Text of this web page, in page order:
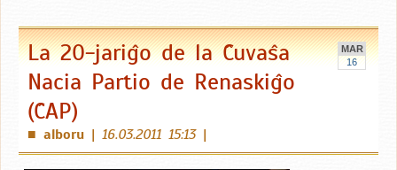
MAR
16
La 20-jariĝo de la Ĉuvaŝa
Nacia Partio de Renaskiĝo
(ĈAP)
■ alboru | 16.03.2011 15:13|